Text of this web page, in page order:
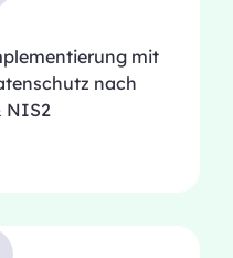
mit
nach
NIS2